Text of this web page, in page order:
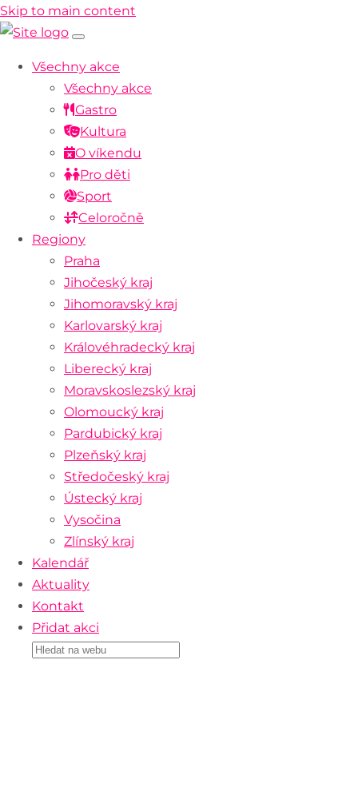
Skip to main content
Všechny akce
Všechny akce
Gastro
Kultura
O víkendu
Pro děti
Sport
Celoročně
Regiony
Praha
Jihočeský kraj
Jihomoravský kraj
Karlovarský kraj
Královéhradecký kraj
Liberecký kraj
Moravskoslezský kraj
Olomoucký kraj
Pardubický kraj
Plzeňský kraj
Středočeský kraj
Ústecký kraj
Vysočina
Zlínský kraj
Kalendář
Aktuality
Kontakt
Přidat akci